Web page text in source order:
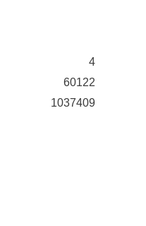
4
60122
1037409